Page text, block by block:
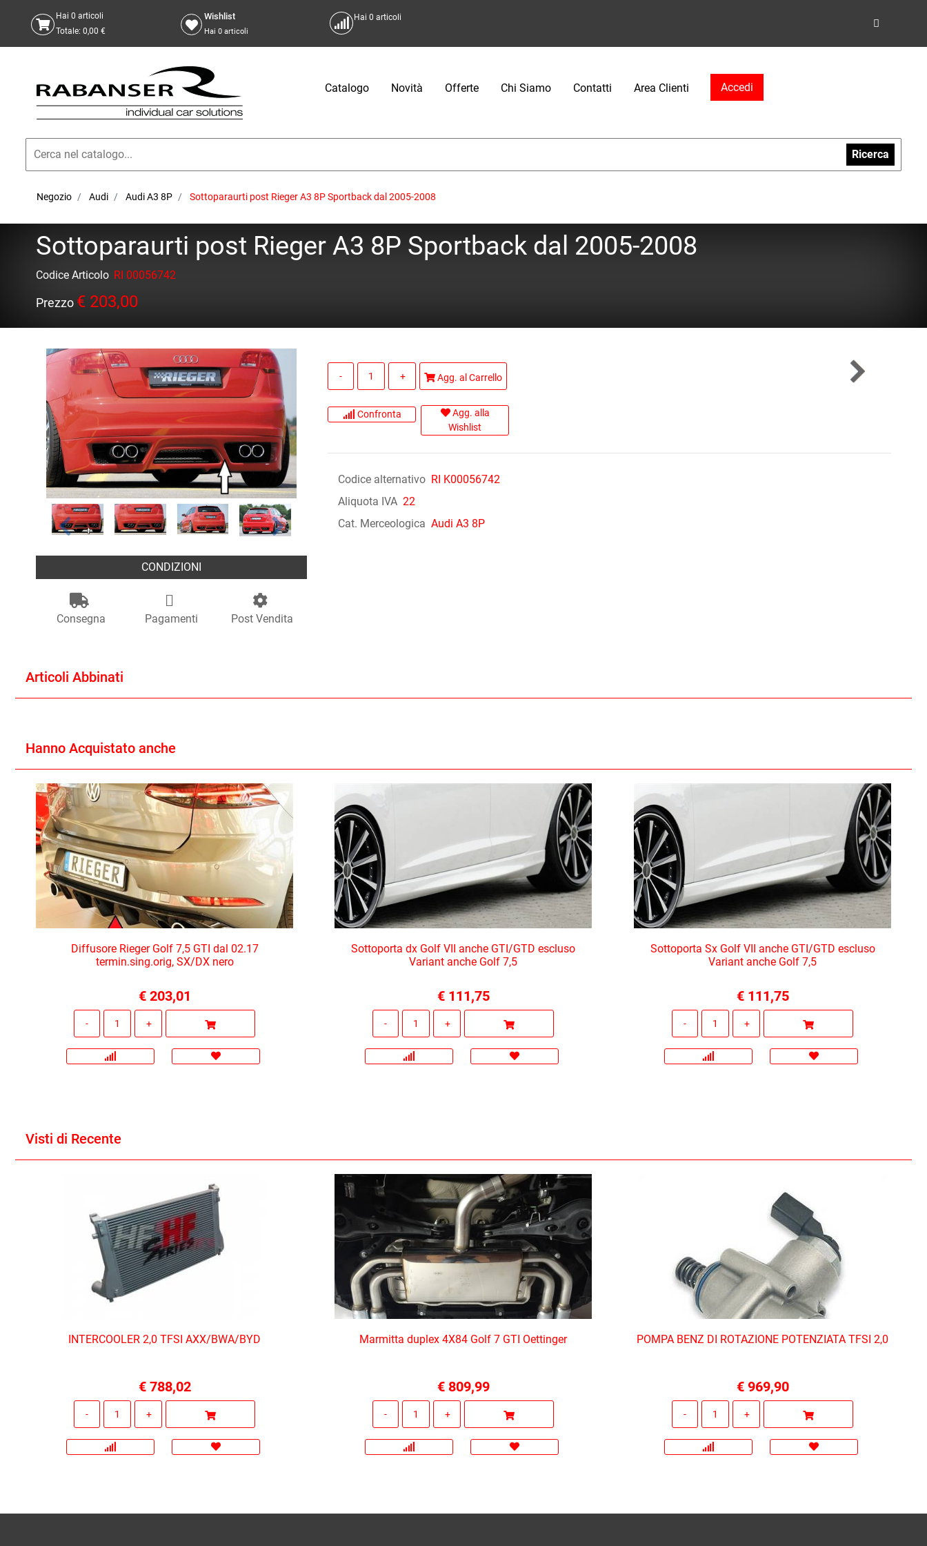
Hai 0 articoli
Totale: 0,00 €
Wishlist
Hai 0 articoli
Hai0 articoli
Catalogo Novità Offerte Chi Siamo Contatti Area Clienti Accedi
Ricerca
Negozio Audi Audi A3 8P Sottoparaurti post Rieger A3 8P Sportback dal 2005-2008
Sottoparaurti post Rieger A3 8P Sportback dal 2005-2008
Codice Articolo RI 00056742
Prezzo € 203,00
CONDIZIONI
Consegna Pagamenti Post Vendita
Quantità
Agg. al Carrello
Confronta
Agg. alla
Wishlist
Codice alternativo RI K00056742
Aliquota IVA 22
Cat. Merceologica Audi A3 8P
Articoli Abbinati
Hanno Acquistato anche
Diffusore Rieger Golf 7,5 GTI dal 02.17
termin.sing.orig, SX/DX nero
€ 203,01
Sottoporta dx Golf VII anche GTI/GTD escluso
Variant anche Golf 7,5
€ 111,75
Sottoporta Sx Golf VII anche GTI/GTD escluso
Variant anche Golf 7,5
€ 111,75
Visti di Recente
INTERCOOLER 2,0 TFSI AXX/BWA/BYD
€ 788,02
Marmitta duplex 4X84 Golf 7 GTI Oettinger
€ 809,99
POMPA BENZ DI ROTAZIONE POTENZIATA TFSI 2,0
€ 969,90